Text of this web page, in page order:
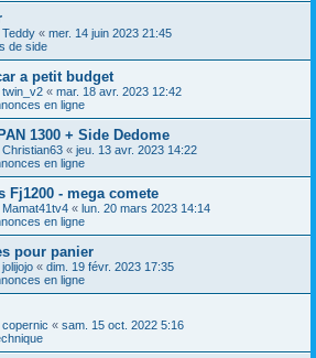
Teddy « mer. 14 juin 2023 21:45
de side
a petit budget
twin_v2 « mar. 18 avr. 2023 12:42
en ligne
1300 + Side Dedome
Christian63 « jeu. 13 avr. 2023 14:22
en ligne
Fj1200 - mega comete
Mamat41tv4 « lun. 20 mars 2023 14:14
en ligne
pour panier
jolijojo « dim. 19 févr. 2023 17:35
en ligne
copernic « sam. 15 oct. 2022 5:16